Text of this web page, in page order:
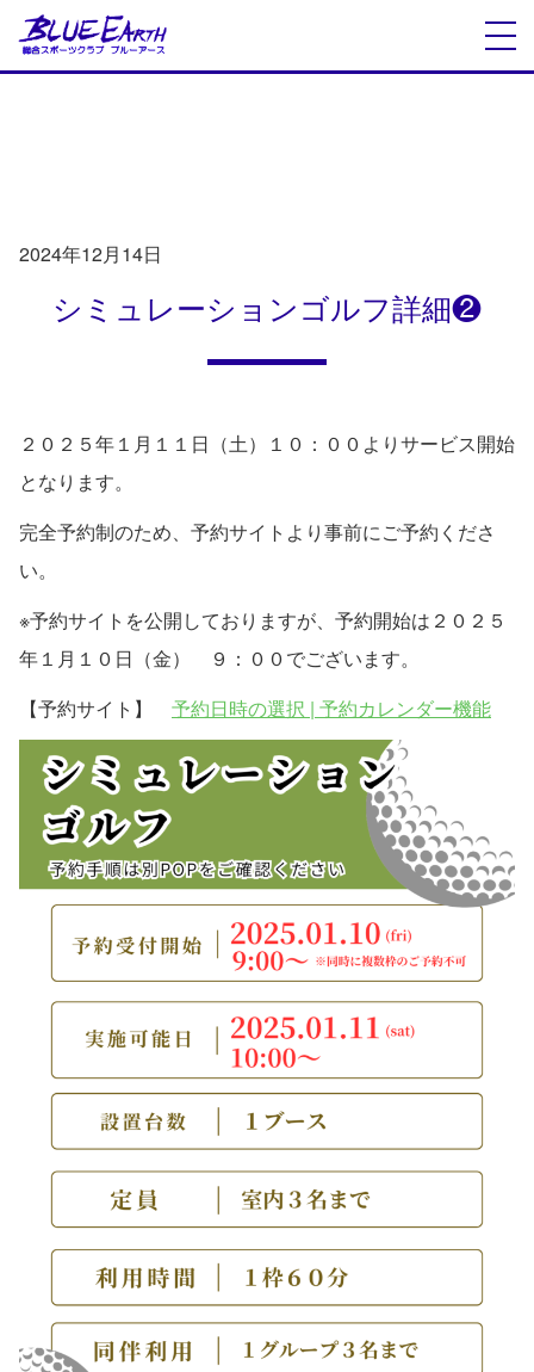
2024年12月14日
シミュレーションゴルフ詳細❷
２０２５年１月１１日（土）１０：００よりサービス開始
となります。
完全予約制のため、予約サイトより事前にご予約くださ
い。
※予約サイトを公開しておりますが、予約開始は２０２５
年１月１０日（金） ９：００でございます。
【予約サイト】 予約日時の選択 | 予約カレンダー機能